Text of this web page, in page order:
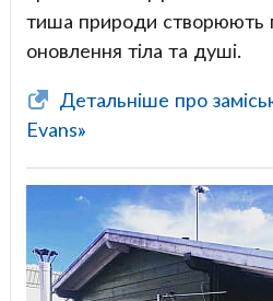
тиша природи створюють
оновлення тіла та душі.
Детальніше про
Evans»